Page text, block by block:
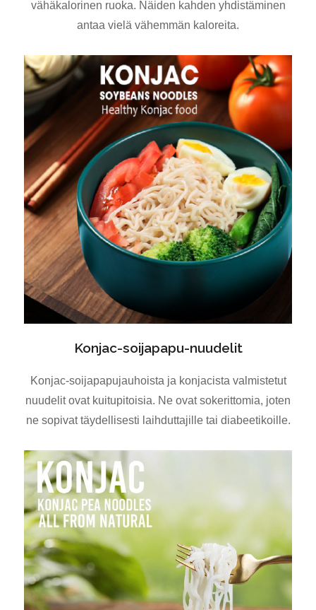
vähäkalorinen ruoka. Näiden kahden yhdistäminen
antaa vielä vähemmän kaloreita.
Konjac-soijapapu-nuudelit
Konjac-soijapapujauhoista ja konjacista valmistetut
nuudelit ovat kuitupitoisia. Ne ovat sokerittomia, joten
ne sopivat täydellisesti laihduttajille tai diabeetikoille.